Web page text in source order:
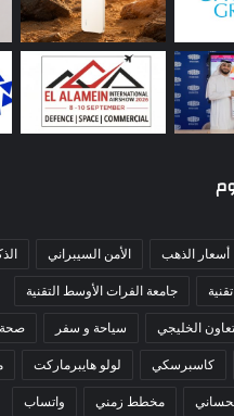
أسعار الذهب الأمن السيبراني
تقنية جامعة الفرات الأوسط التقنية
الخليجي سياحة و سفر
كاسبرسكي لولو هايبرماركت
مخطط زمني واتساب